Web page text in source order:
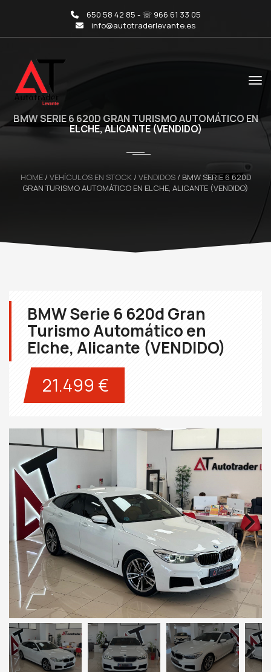
650 58 42 85 - ☏ 966 61 33 05
info@autotraderlevante.es
BMW SERIE 6 620D GRAN TURISMO AUTOMÁTICO EN
ELCHE, ALICANTE (VENDIDO)
HOME/ VEHÍCULOS EN STOCK/ VENDIDOS/ BMW SERIE 6 620D
GRAN TURISMO AUTOMÁTICO EN ELCHE, ALICANTE (VENDIDO)
BMW Serie 6 620d Gran
Turismo Automático en
Elche, Alicante (VENDIDO)
21.499 €
Next
Next